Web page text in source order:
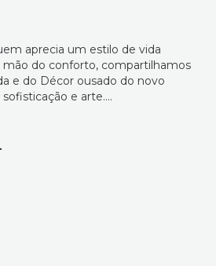
aprecia um estilo de vida
mão do conforto, compartilhamos
e do Décor ousado do novo
e arte....